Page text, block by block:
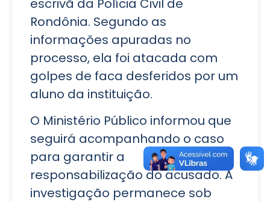
escrivã da Polícia Civil de
Rondônia. Segundo as
informações apuradas no
processo, ela foi atacada com
golpes de faca desferidos por um
aluno da instituição.
O Ministério Público informou que
seguirá acompanhando o caso
para garantir a
responsabilização do acusado. A
investigação permanece sob